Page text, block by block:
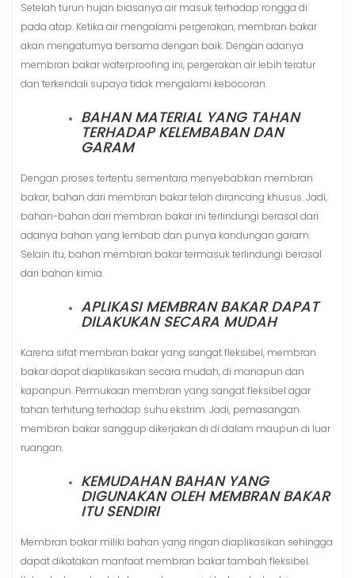
Setelah turun hujan biasanya air masuk terhadap rongga di
pada atap. Ketika air mengalami pergerakan, membran bakar
akan mengaturnya bersama dengan baik. Dengan adanya
membran bakar waterproofing ini, pergerakan air lebih teratur
dan terkendali supaya tidak mengalami kebocoran.
BAHAN MATERIAL YANG TAHAN
TERHADAP KELEMBABAN DAN
GARAM
Dengan proses tertentu sementara menyebabkan membran
bakar, bahan dari membran bakar telah dirancang khusus. Jadi,
bahan-bahan dari membran bakar ini terlindungi berasal dari
adanya bahan yang lembab dan punya kandungan garam.
Selain itu, bahan membran bakar termasuk terlindungi berasal
dari bahan kimia.
APLIKASI MEMBRAN BAKAR DAPAT
DILAKUKAN SECARA MUDAH
Karena sifat membran bakar yang sangat fleksibel, membran
bakar dapat diaplikasikan secara mudah, di manapun dan
kapanpun. Permukaan membran yang sangat fleksibel agar
tahan terhitung terhadap suhu ekstrim. Jadi, pemasangan
membran bakar sanggup dikerjakan di di dalam maupun di luar
ruangan.
KEMUDAHAN BAHAN YANG
DIGUNAKAN OLEH MEMBRAN BAKAR
ITU SENDIRI
Membran bakar miliki bahan yang ringan diaplikasikan sehingga
dapat dikatakan manfaat membran bakar tambah fleksibel.